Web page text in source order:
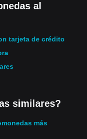
al
tarjeta de crédito
similares?
más